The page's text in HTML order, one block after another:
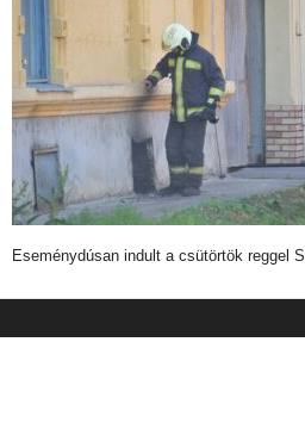
Eseménydúsan indult a csütörtök reggel